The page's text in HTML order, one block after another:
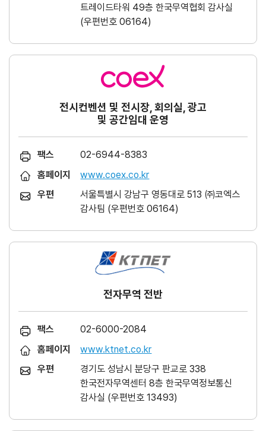
트레이드타워 49층 한국무역협회 감사실
(우편번호 06164)
전시컨벤션 및 전시장, 회의실, 광고
및 공간임대 운영
팩스
02-6944-8383
홈페이지
www.coex.co.kr
우편
서울특별시 강남구 영동대로 513 ㈜코엑스
감사팀 (우편번호 06164)
전자무역 전반
팩스
02-6000-2084
홈페이지
www.ktnet.co.kr
우편
경기도 성남시 분당구 판교로 338
한국전자무역센터 8층 한국무역정보통신
감사실 (우편번호 13493)